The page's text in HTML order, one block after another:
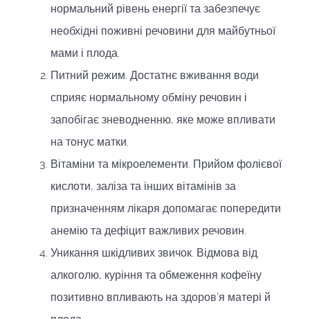
нормальний рівень енергії та забезпечує
необхідні поживні речовини для майбутньої
мами і плода.
Питний режим. Достатнє вживання води
сприяє нормальному обміну речовин і
запобігає зневодненню, яке може впливати
на тонус матки.
Вітаміни та мікроелементи. Прийом фолієвої
кислоти, заліза та інших вітамінів за
призначенням лікаря допомагає попередити
анемію та дефіцит важливих речовин.
Уникання шкідливих звичок. Відмова від
алкоголю, куріння та обмеження кофеїну
позитивно впливають на здоров’я матері й